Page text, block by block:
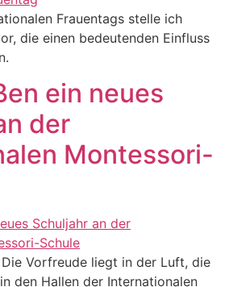
Frauentags stelle ich
die einen bedeutenden Einfluss
ein neues
der
Montessori-
Vorfreude liegt in der Luft, die
den Hallen der Internationalen